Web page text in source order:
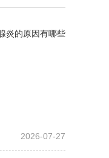
炎的原因有哪些
2026-07-27